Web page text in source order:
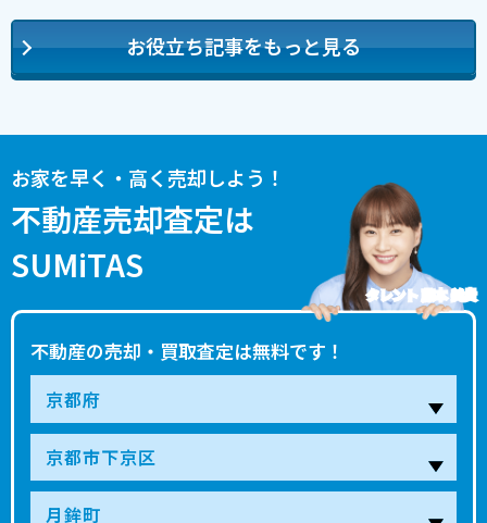
お役立ち記事をもっと見る
お家を早く・高く売却しよう！
不動産売却査定は
SUMiTAS
不動産の売却・買取査定は無料です！
タレント 藤本 美貴